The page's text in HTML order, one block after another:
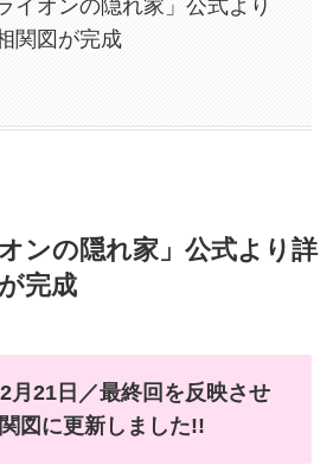
イオンの隠れ家」公式より
関図が完成
ンの隠れ家」公式より詳
完成
21日／最終回を反映させ
図に更新しました!!